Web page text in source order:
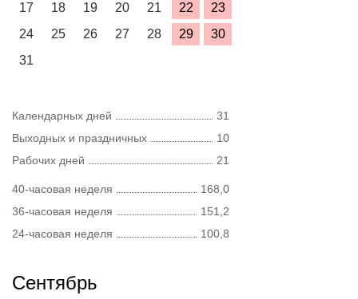
17
18 19 20 21 22
23
24
25 26 27 28 29
30
31
Календарных дней
31
Выходных и праздничных
10
Рабочих дней
21
40-часовая неделя
168,0
36-часовая неделя
151,2
24-часовая неделя
100,8
Сентябрь